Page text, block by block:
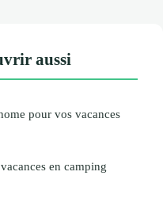
aussi
pour vos vacances
en camping